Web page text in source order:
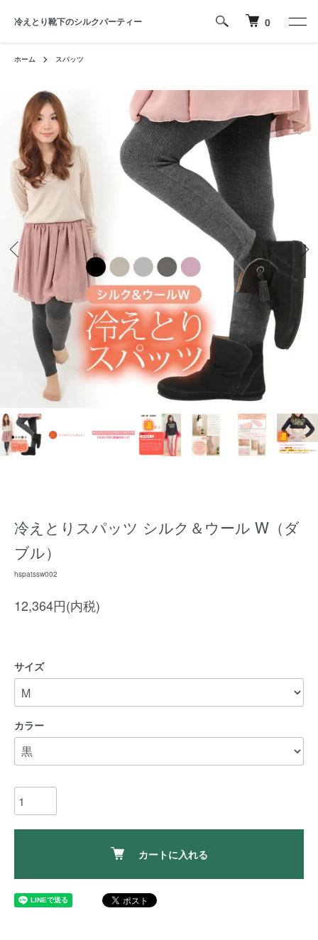
冷えとり靴下のシルクパーティー 0
ホーム スパッツ
冷えとりスパッツ シルク＆ウール W（ダ
ブル）
hspatssw002
12,364円(内税)
サイズ
カラー
カートに入れる